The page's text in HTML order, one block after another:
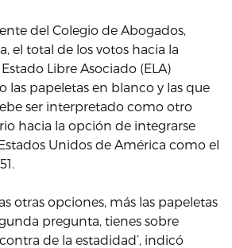
del Colegio de Abogados,
el total de los votos hacia la
Libre Asociado (ELA)
las papeletas en blanco y las que
ser interpretado como otro
hacia la opción de integrarse
Unidos de América como el
otras opciones, más las papeletas
pregunta, tienes sobre
de la estadidad’, indicó